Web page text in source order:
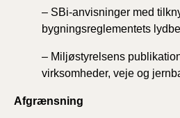
– SBi-anvisninger med
bygningsreglementets
– Miljøstyrelsens
virksomheder, veje og
Afgrænsning